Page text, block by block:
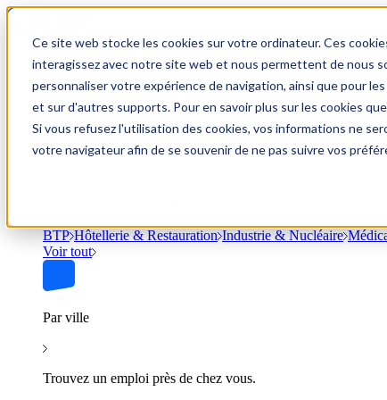
Ce site web stocke les cookies sur votre ordinateur. Ces
interagissez avec notre site web et nous permettent de nous
personnaliser votre expérience de navigation, ainsi que pour
et sur d'autres supports. Pour en savoir plus sur les cookies
Si vous refusez l'utilisation des cookies, vos informations ne
votre navigateur afin de se souvenir de ne pas suivre vos
Trouver un emploi
Par secteur
BTP Hôtellerie & Restauration Industrie & Nucléaire
Voir tout
Par ville
Trouvez un emploi près de chez vous.